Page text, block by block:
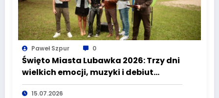
Paweł Szpur 0
Święto Miasta Lubawka 2026: Trzy dni
wielkich emocji, muzyki i debiut
Pucharu Polski Strongman
15.07.2026